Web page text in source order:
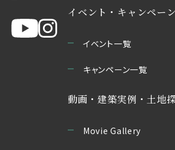
イベント・キャンペーン
イベント一覧
キャンペーン一覧
動画・建築実例・土地
Movie Gallery